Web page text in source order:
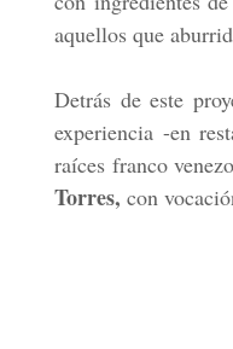
aquellos que
Detrás de este
experiencia -en
raíces franco
Torres, con